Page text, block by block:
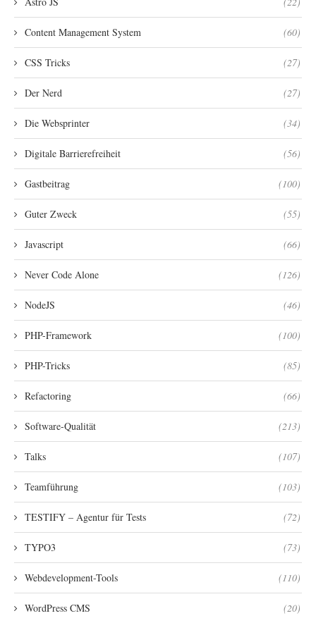
Content Management System (60)
CSS Tricks (27)
Der Nerd (27)
Die Websprinter (34)
Digitale Barrierefreiheit (56)
Gastbeitrag (100)
Guter Zweck (55)
Javascript (66)
Never Code Alone (126)
NodeJS (46)
PHP-Framework (100)
PHP-Tricks (85)
Refactoring (66)
Software-Qualität (213)
Talks (107)
Teamführung (103)
TESTIFY – Agentur für Tests (72)
TYPO3 (73)
Webdevelopment-Tools (110)
WordPress CMS (20)